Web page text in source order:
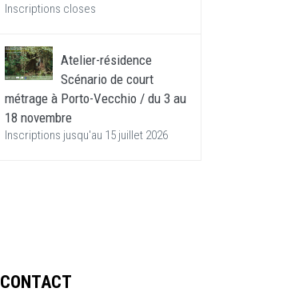
Inscriptions closes
Atelier-résidence
Scénario de court
métrage à Porto-Vecchio / du 3 au
18 novembre
Inscriptions jusqu'au 15 juillet 2026
CONTACT